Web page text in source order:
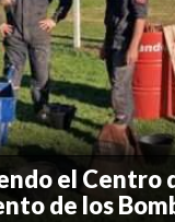
Centro de
los